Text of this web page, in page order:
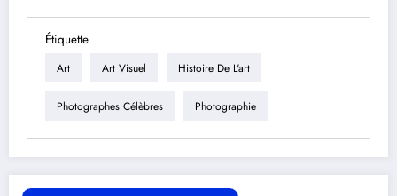
Étiquette
Art Art Visuel Histoire De L'art
Photographes Célèbres Photographie